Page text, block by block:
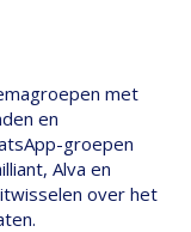
met
en
groepen
Alva en
over het